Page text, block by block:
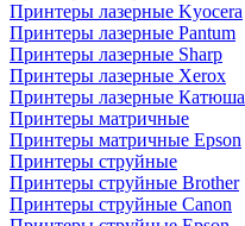
Принтеры лазерные Kyocera
Принтеры лазерные Pantum
Принтеры лазерные Sharp
Принтеры лазерные Xerox
Принтеры лазерные Катюша
Принтеры матричные
Принтеры матричные Epson
Принтеры струйные
Принтеры струйные Brother
Принтеры струйные Canon